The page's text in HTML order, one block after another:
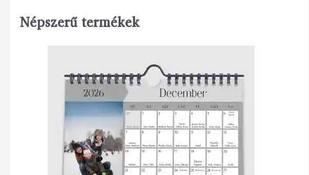
Népszerű termékek